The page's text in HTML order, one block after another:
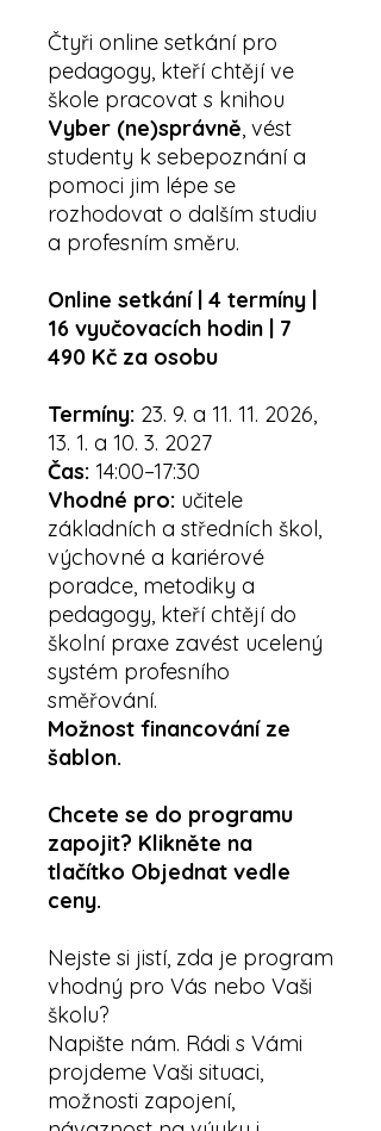
Čtyři online setkání pro
pedagogy, kteří chtějí ve
škole pracovat s knihou
Vyber (ne)správně, vést
studenty k sebepoznání a
pomoci jim lépe se
rozhodovat o dalším studiu
a profesním směru.
Online setkání | 4 termíny |
16 vyučovacích hodin | 7
490 Kč za osobu
Termíny: 23. 9. a 11. 11. 2026,
13. 1. a 10. 3. 2027
Čas: 14:00–17:30
Vhodné pro: učitele
základních a středních škol,
výchovné a kariérové
poradce, metodiky a
pedagogy, kteří chtějí do
školní praxe zavést ucelený
systém profesního
směřování.
Možnost financování ze
šablon.
Chcete se do programu
zapojit? Klikněte na
tlačítko Objednat vedle
ceny.
Nejste si jistí, zda je program
vhodný pro Vás nebo Vaši
školu?
Napište nám. Rádi s Vámi
projdeme Vaši situaci,
možnosti zapojení,